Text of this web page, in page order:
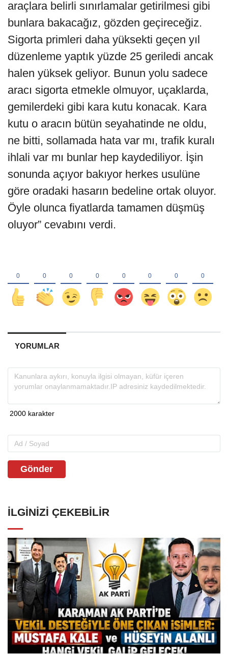
araçlara belirli sınırlamalar getirilmesi gibi
bunlara bakacağız, gözden geçireceğiz.
Sigorta primleri daha yüksekti geçen yıl
düzenleme yaptık yüzde 25 geriledi ancak
halen yüksek geliyor. Bunun yolu sadece
aracı sigorta etmekle olmuyor, uçaklarda,
gemilerdeki gibi kara kutu konacak. Kara
kutu o aracın bütün seyahatinde ne oldu,
ne bitti, sollamada hata var mı, trafik kuralı
ihlali var mı bunlar hep kaydediliyor. İşin
sonunda açıyor bakıyor herkes usulüne
göre oradaki hasarın bedeline ortak oluyor.
Öyle olunca fiyatlarda tamamen düşmüş
oluyor” cevabını verdi.
YORUMLAR
Gönder
İLGINIZI ÇEKEBILIR